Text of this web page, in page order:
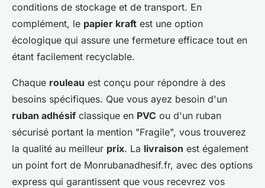
conditions de stockage et de transport. En
complément, le papier kraft est une option
écologique qui assure une fermeture efficace tout en
étant facilement recyclable.
Chaque rouleau est conçu pour répondre à des
besoins spécifiques. Que vous ayez besoin d'un
ruban adhésif classique en PVC ou d'un ruban
sécurisé portant la mention "Fragile", vous trouverez
la qualité au meilleur prix. La livraison est également
un point fort de Monrubanadhesif.fr, avec des options
express qui garantissent que vous recevrez vos